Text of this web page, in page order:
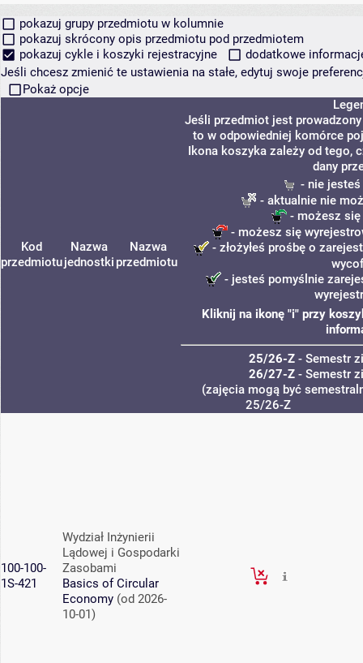
pokazuj grupy przedmiotu w kolumnie
pokazuj skrócony opis przedmiotu pod przedmiotem
pokazuj cykle i koszyki rejestracyjne
dodatkowe
Jeśli chcesz zmienić te ustawienia na stałe, edytuj swoje
Pokaż opcje
Kod
przedmiotu
Nazwa
jednostki
Nazwa
przedmiotu
Jeśli przedmiot jest
to w odpowiedniej komórce
Ikona koszyka zależy od tego,
dany
- nie
- aktualnie nie
- możesz się
- możesz się
- złożyłeś prośbę o
- jesteś pomyślnie
Kliknij na ikonę "i" przy
25/26-Z - Semestr
26/27-Z - Semestr
(zajęcia mogą być
25/26-Z
100-100-
1S-421
Wydział Inżynierii
Lądowej i Gospodarki
Zasobami
Basics of Circular
Economy (od 2026-
10-01)